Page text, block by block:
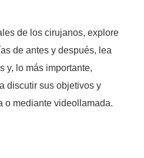
de los cirujanos, explore
de antes y después, lea
y, lo más importante,
discutir sus objetivos y
o mediante videollamada.